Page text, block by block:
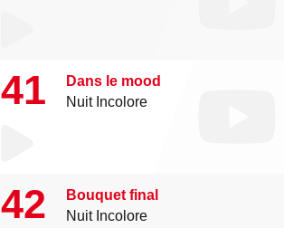
41
Dans le mood
Nuit Incolore
42
Bouquet final
Nuit Incolore